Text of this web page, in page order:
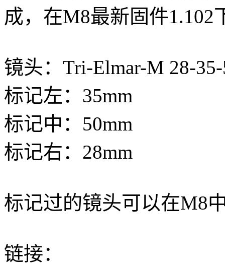
成，在M8最新固件1.102
镜头：Tri-Elmar-M 28-
标记左：35mm
标记中：50mm
标记右：28mm
标记过的镜头可以在M8
链接：